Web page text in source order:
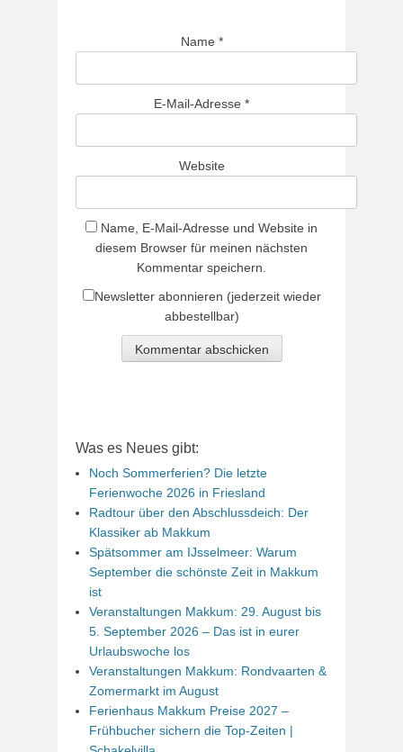
Name *
E-Mail-Adresse *
Website
Name, E-Mail-Adresse und Website in
diesem Browser für meinen nächsten
Kommentar speichern.
Newsletter abonnieren (jederzeit wieder
abbestellbar)
Was es Neues gibt:
Noch Sommerferien? Die letzte
Ferienwoche 2026 in Friesland
Radtour über den Abschlussdeich: Der
Klassiker ab Makkum
Spätsommer am IJsselmeer: Warum
September die schönste Zeit in Makkum
ist
Veranstaltungen Makkum: 29. August bis
5. September 2026 – Das ist in eurer
Urlaubswoche los
Veranstaltungen Makkum: Rondvaarten &
Zomermarkt im August
Ferienhaus Makkum Preise 2027 –
Frühbucher sichern die Top-Zeiten |